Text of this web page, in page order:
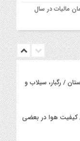
تومان مالیات در سال
ایران | هشدار نارنجی برای ۴ استان / رگبار، سیلاب و
کیفیت هوا در بعضی